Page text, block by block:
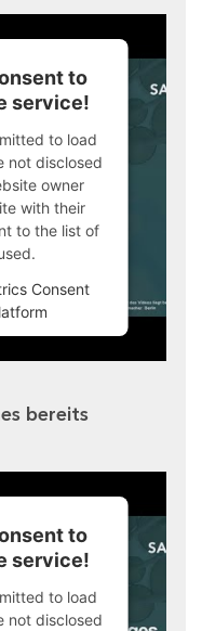
to
service!
to load
not disclosed
owner
with their
to the list of
Consent
bereits
to
service!
to load
not disclosed